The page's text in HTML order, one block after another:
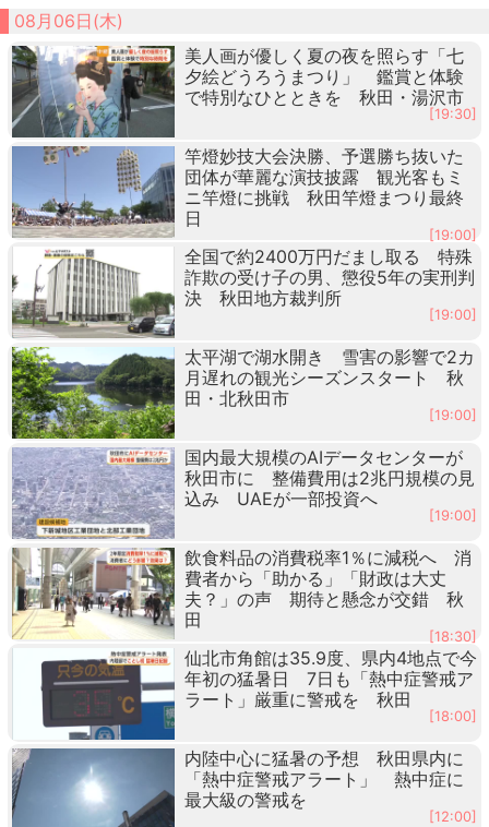
08月06日(木)
美人画が優しく夏の夜を照らす「七
夕絵どうろうまつり」 鑑賞と体験
で特別なひとときを 秋田・湯沢市
[19:30]
竿燈妙技大会決勝、予選勝ち抜いた
団体が華麗な演技披露 観光客もミ
ニ竿燈に挑戦 秋田竿燈まつり最終
日
[19:00]
全国で約2400万円だまし取る 特殊
詐欺の受け子の男、懲役5年の実刑判
決 秋田地方裁判所
[19:00]
太平湖で湖水開き 雪害の影響で2カ
月遅れの観光シーズンスタート 秋
田・北秋田市
[19:00]
国内最大規模のAIデータセンターが
秋田市に 整備費用は2兆円規模の見
込み UAEが一部投資へ
[19:00]
飲食料品の消費税率1％に減税へ 消
費者から「助かる」「財政は大丈
夫？」の声 期待と懸念が交錯 秋
田
[18:30]
仙北市角館は35.9度、県内4地点で今
年初の猛暑日 7日も「熱中症警戒ア
ラート」厳重に警戒を 秋田
[18:00]
内陸中心に猛暑の予想 秋田県内に
「熱中症警戒アラート」 熱中症に
最大級の警戒を
[12:00]